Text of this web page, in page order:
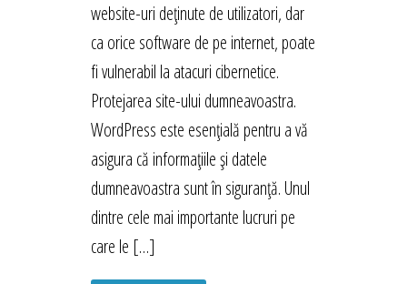
website-uri deținute de utilizatori, dar
ca orice software de pe internet, poate
fi vulnerabil la atacuri cibernetice.
Protejarea site-ului dumneavoastra.
WordPress este esențială pentru a vă
asigura că informațiile și datele
dumneavoastra sunt în siguranță. Unul
dintre cele mai importante lucruri pe
care le […]